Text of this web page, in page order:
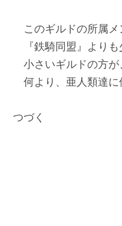
このギルドの所属メ
『鉄騎同盟』よりも
小さいギルドの方が
何より、亜人類達に
つづく